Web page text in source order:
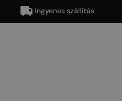
Ingyenes szállítás